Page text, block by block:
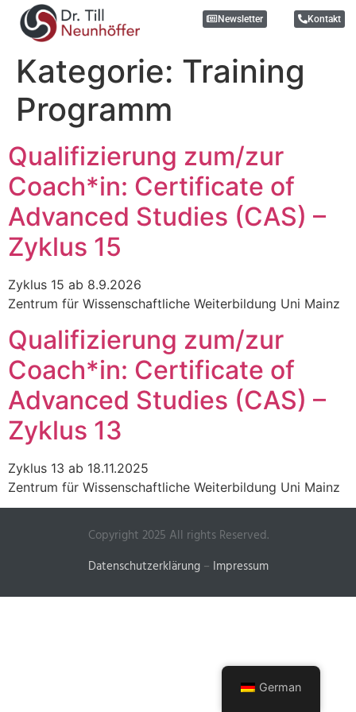
Newsletter Kontakt
Kategorie: Training
Programm
Qualifizierung zum/zur
Coach*in: Certificate of
Advanced Studies (CAS) –
Zyklus 15
Zyklus 15 ab 8.9.2026
Zentrum für Wissenschaftliche Weiterbildung Uni Mainz
Qualifizierung zum/zur
Coach*in: Certificate of
Advanced Studies (CAS) –
Zyklus 13
Zyklus 13 ab 18.11.2025
Zentrum für Wissenschaftliche Weiterbildung Uni Mainz
Copyright 2025 All rights Reserved.
Datenschutzerklärung– Impressum
German